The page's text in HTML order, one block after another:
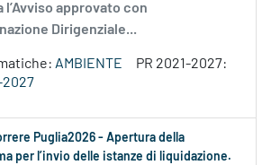
l’Avviso approvato con
Dirigenziale...
AMBIENTE
PR 2021-2027:
2027
Puglia2026 - Apertura della
per l’invio delle istanze di liquidazione.